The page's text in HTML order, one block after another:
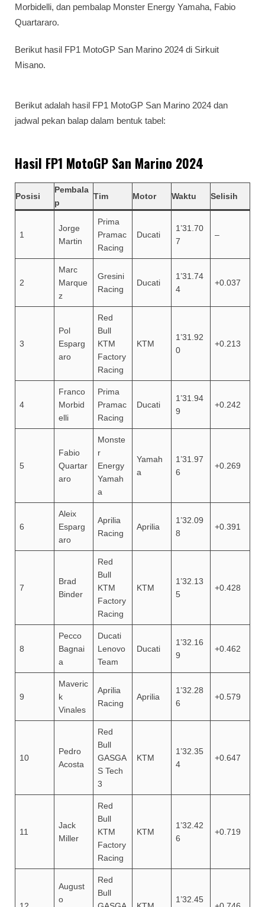
Morbidelli, dan pembalap Monster Energy Yamaha, Fabio
Quartararo.
Berikut hasil FP1 MotoGP San Marino 2024 di Sirkuit
Misano.
Berikut adalah hasil FP1 MotoGP San Marino 2024 dan
jadwal pekan balap dalam bentuk tabel:
Hasil FP1 MotoGP San Marino 2024
Posisi
Pembala
p
Tim Motor Waktu Selisih
1
Jorge
Martin
Prima
Pramac
Racing
Ducati
1’31.70
7
–
2
Marc
Marque
z
Gresini
Racing
Ducati
1’31.74
4
+0.037
3
Pol
Esparg
aro
Red
Bull
KTM
Factory
Racing
KTM
1’31.92
0
+0.213
4
Franco
Morbid
elli
Prima
Pramac
Racing
Ducati
1’31.94
9
+0.242
5
Fabio
Quartar
aro
Monste
r
Energy
Yamah
a
Yamah
a
1’31.97
6
+0.269
6
Aleix
Esparg
aro
Aprilia
Racing
Aprilia
1’32.09
8
+0.391
7
Brad
Binder
Red
Bull
KTM
Factory
Racing
KTM
1’32.13
5
+0.428
8
Pecco
Bagnai
a
Ducati
Lenovo
Team
Ducati
1’32.16
9
+0.462
9
Maveric
k
Vinales
Aprilia
Racing
Aprilia
1’32.28
6
+0.579
10
Pedro
Acosta
Red
Bull
GASGA
S Tech
3
KTM
1’32.35
4
+0.647
11
Jack
Miller
Red
Bull
KTM
Factory
Racing
KTM
1’32.42
6
+0.719
August
o
Red
Bull
1’32.45